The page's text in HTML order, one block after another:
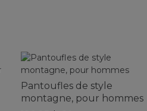
Pantoufles de style
montagne, pour hommes